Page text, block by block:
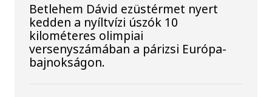
Betlehem Dávid ezüstérmet nyert
kedden a nyíltvízi úszók 10
kilométeres olimpiai
versenyszámában a párizsi Európa-
bajnokságon.